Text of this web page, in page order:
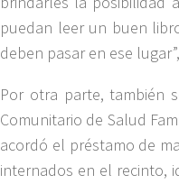
puedan leer un buen
deben pasar en ese
Por otra parte, también
Comunitario de Salud
acordó el préstamo de
internados en el recinto,